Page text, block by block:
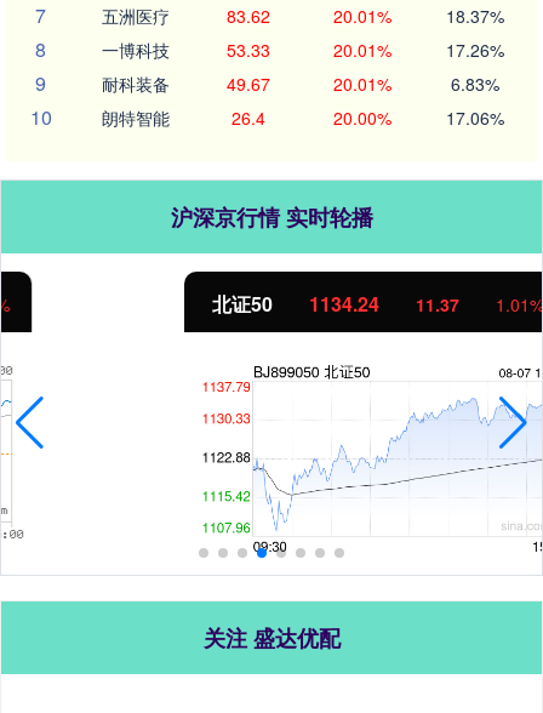
7 五洲医疗 83.62 20.01% 18.37%
8 一博科技 53.33 20.01% 17.26%
9 耐科装备 49.67 20.01% 6.83%
10 朗特智能 26.4 20.00% 17.06%
沪深京行情 实时轮播
1134.24 11.37 1.01%
关注 盛达优配